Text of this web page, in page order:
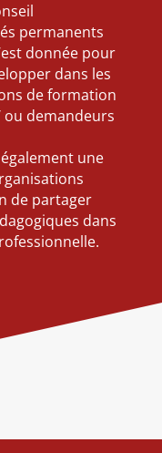
permanents
donnée pour
dans les
de formation
demandeurs
une
de partager
dans